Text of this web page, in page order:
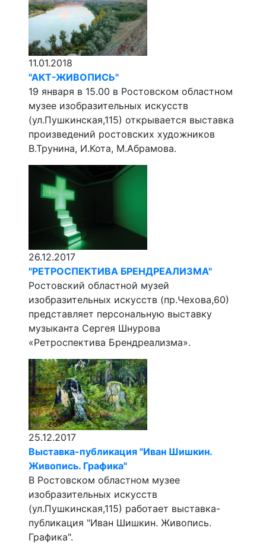
11.01.2018
"АКТ-ЖИВОПИСЬ"
19 января в 15.00 в Ростовском областном
музее изобразительных искусств
(ул.Пушкинская,115) открывается выставка
произведений ростовских художников
В.Трунина, И.Кота, М.Абрамова.
26.12.2017
"РЕТРОСПЕКТИВА БРЕНДРЕАЛИЗМА"
Ростовский областной музей
изобразительных искусств (пр.Чехова,60)
представляет персональную выставку
музыканта Сергея Шнурова
«Ретроспектива Брендреализма».
25.12.2017
Выставка-публикация "Иван Шишкин.
Живопись. Графика"
В Ростовском областном музее
изобразительных искусств
(ул.Пушкинская,115) работает выставка-
публикация "Иван Шишкин. Живопись.
Графика".